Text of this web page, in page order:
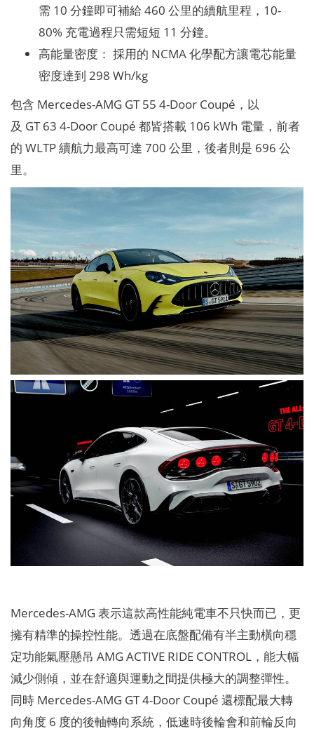
需 10 分鐘即可補給 460 公里的續航里程，10-
80% 充電過程只需短短 11 分鐘。
高能量密度： 採用的 NCMA 化學配方讓電芯能量
密度達到 298 Wh/kg
包含 Mercedes-AMG GT 55 4-Door Coupé，以
及 GT 63 4-Door Coupé 都皆搭載 106 kWh 電量，前者
的 WLTP 續航力最高可達 700 公里，後者則是 696 公
里。
Mercedes-AMG 表示這款高性能純電車不只快而已，更
擁有精準的操控性能。透過在底盤配備有半主動橫向穩
定功能氣壓懸吊 AMG ACTIVE RIDE CONTROL，能大幅
減少側傾，並在舒適與運動之間提供極大的調整彈性。
同時 Mercedes-AMG GT 4-Door Coupé 還標配最大轉
向角度 6 度的後軸轉向系統，低速時後輪會和前輪反向